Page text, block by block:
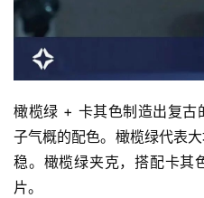
尚
科
技
橄榄绿 + 卡其色制造出复古
子气概的配色。橄榄绿代表
稳。橄榄绿夹克，搭配卡其
片。